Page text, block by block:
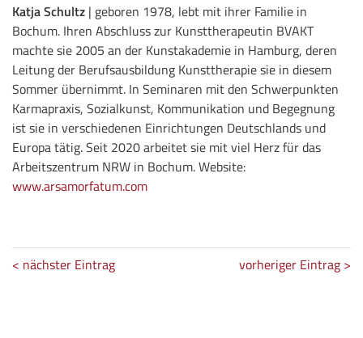
Katja Schultz | geboren 1978, lebt mit ihrer Familie in
Bochum. Ihren Abschluss zur Kunsttherapeutin BVAKT
machte sie 2005 an der Kunstakademie in Hamburg, deren
Leitung der Berufsausbildung Kunsttherapie sie in diesem
Sommer übernimmt. In Seminaren mit den Schwerpunkten
Karmapraxis, Sozialkunst, Kommunikation und Begegnung
ist sie in verschiedenen Einrichtungen Deutschlands und
Europa tätig. Seit 2020 arbeitet sie mit viel Herz für das
Arbeitszentrum NRW in Bochum. Website:
www.arsamorfatum.com
< nächster Eintrag vorheriger Eintrag >